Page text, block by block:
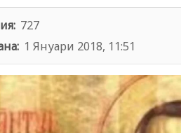
727
1 Януари 2018, 11:51